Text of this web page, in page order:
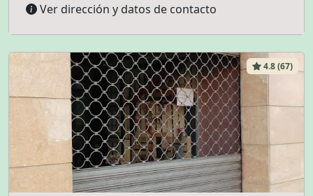
Ver dirección y datos de contacto
4.8 (67)